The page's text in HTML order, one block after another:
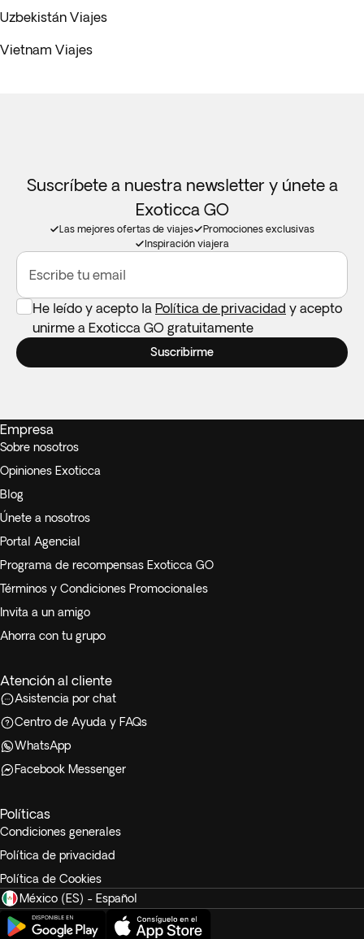
Uzbekistán Viajes
Vietnam Viajes
Suscríbete a nuestra newsletter y únete a
Exoticca GO
Las mejores ofertas de viajes
Promociones exclusivas
Inspiración viajera
Escribe tu email
He leído y acepto la Política de privacidad y acepto
unirme a Exoticca GO gratuitamente
Suscribirme
Empresa
Sobre nosotros
Opiniones Exoticca
Blog
Únete a nosotros
Portal Agencial
Programa de recompensas Exoticca GO
Términos y Condiciones Promocionales
Invita a un amigo
Ahorra con tu grupo
Atención al cliente
Asistencia por chat
Centro de Ayuda y FAQs
WhatsApp
Facebook Messenger
Políticas
Condiciones generales
Política de privacidad
Política de Cookies
México (ES) - Español